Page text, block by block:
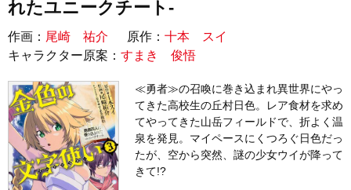
れたユニークチート‐
作画： 尾崎 祐介 原作： 十本 スイ
キャラクター原案： すまき 俊悟
≪勇者≫の召喚に巻き込まれ異世界にやっ
てきた高校生の丘村日色。レア食材を求め
てやってきた山岳フィールドで、折よく温
泉を発見。マイペースにくつろぐ日色だっ
たが、空から突然、謎の少女ウイが降って
きて!?